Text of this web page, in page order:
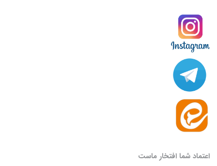
اعتماد شما افتخار ماست